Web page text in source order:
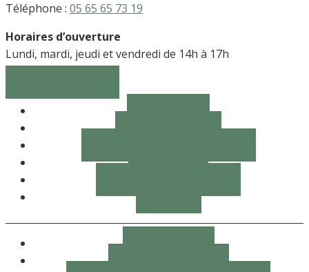
Téléphone : 05 65 65 73 19
Horaires d’ouverture
Lundi, mardi, jeudi et vendredi de 14h à 17h